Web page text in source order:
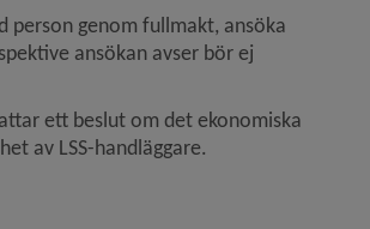
person genom fullmakt, ansöka
ansökan avser bör ej
ett beslut om det ekonomiska
av LSS-handläggare.